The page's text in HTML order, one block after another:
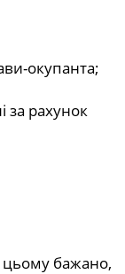
окупанта;
за рахунок
цьому бажано,